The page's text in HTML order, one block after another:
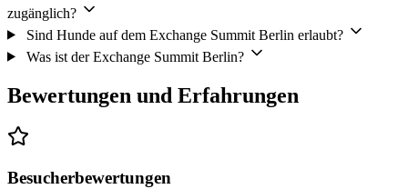
zugänglich?
Sind Hunde auf dem Exchange Summit Berlin erlaubt?
Was ist der Exchange Summit Berlin?
Bewertungen und Erfahrungen
Besucherbewertungen